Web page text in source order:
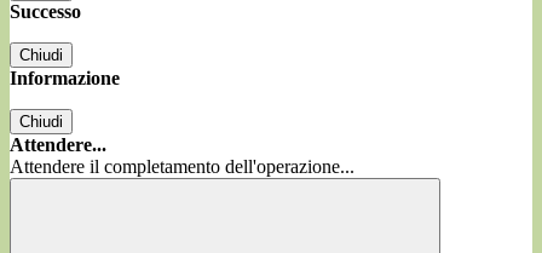
Successo
Chiudi
Informazione
Chiudi
Attendere...
Attendere il completamento dell'operazione...